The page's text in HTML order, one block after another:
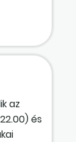
az
és